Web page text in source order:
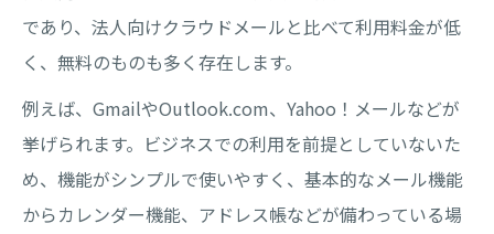
であり、法人向けクラウドメールと比べて利用料金が低
く、無料のものも多く存在します。
例えば、GmailやOutlook.com、Yahoo！メールなどが
挙げられます。ビジネスでの利用を前提としていないた
め、機能がシンプルで使いやすく、基本的なメール機能
からカレンダー機能、アドレス帳などが備わっている場